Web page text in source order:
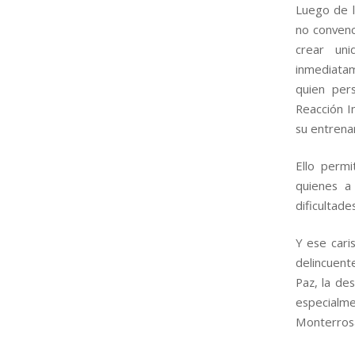
Luego de
no
crear
quien
Reacción
su
Ello
quienes
Y ese
Paz, la